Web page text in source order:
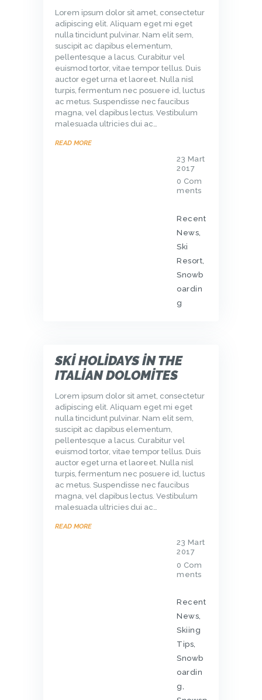
Lorem ipsum dolor sit amet, consectetur
adipiscing elit. Aliquam eget mi eget
nulla tincidunt pulvinar. Nam elit sem,
suscipit ac dapibus elementum,
pellentesque a lacus. Curabitur vel
euismod tortor, vitae tempor tellus. Duis
auctor eget urna et laoreet. Nulla nisl
turpis, fermentum nec posuere id, luctus
ac metus. Suspendisse nec faucibus
magna, vel dapibus lectus. Vestibulum
malesuada ultricies dui ac…
READ MORE
23 Mart
2017
0 Com
ments
Recent
News
Ski
Resort
Snowb
oardin
g
SKI HOLIDAYS IN THE
ITALIAN DOLOMITES
Lorem ipsum dolor sit amet, consectetur
adipiscing elit. Aliquam eget mi eget
nulla tincidunt pulvinar. Nam elit sem,
suscipit ac dapibus elementum,
pellentesque a lacus. Curabitur vel
euismod tortor, vitae tempor tellus. Duis
auctor eget urna et laoreet. Nulla nisl
turpis, fermentum nec posuere id, luctus
ac metus. Suspendisse nec faucibus
magna, vel dapibus lectus. Vestibulum
malesuada ultricies dui ac…
READ MORE
23 Mart
2017
0 Com
ments
Recent
News,
Skiing
Tips,
Snowb
oardin
g,